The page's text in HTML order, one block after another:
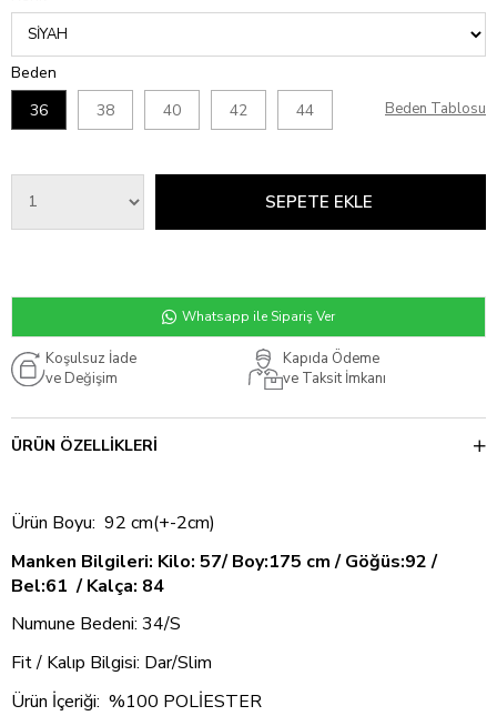
Beden
36
38 40 42 44 Beden Tablosu
Whatsapp ile Sipariş Ver
Koşulsuz İade
ve Değişim
Kapıda Ödeme
ve Taksit İmkanı
ÜRÜN ÖZELLIKLERI
Ürün Boyu: 92 cm(+-2cm)
Manken Bilgileri: Kilo: 57/ Boy:175 cm / Göğüs:92 /
Bel:61 / Kalça: 84
Numune Bedeni: 34/S
Fit / Kalıp Bilgisi: Dar/Slim
Ürün İçeriği: %100 POLİESTER